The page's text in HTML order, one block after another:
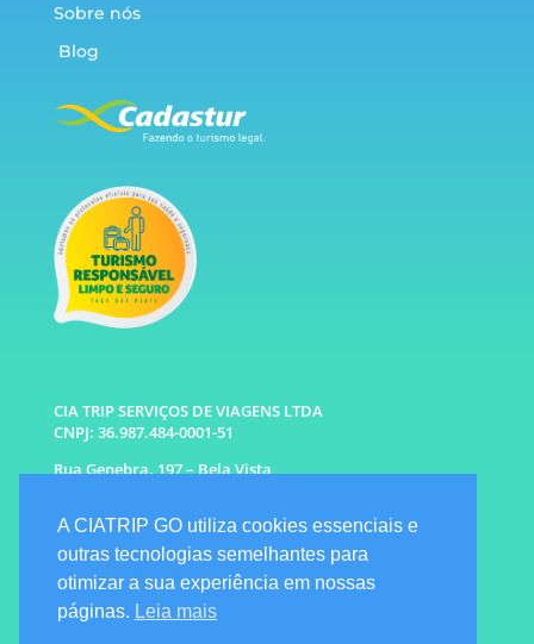
Sobre nós
Blog
CIA TRIP SERVIÇOS DE VIAGENS LTDA
CNPJ: 36.987.484-0001-51
Rua Genebra, 197 – Bela Vista
WhatsApp: (11) 96333-6677 |
94341-1314
E-mail: info@ciatrip.com
Atendimento Comercial:
Segunda à Sexta: 9h às 18h
A CIATRIP GO utiliza cookies essenciais e
outras tecnologias semelhantes para
otimizar a sua experiência em nossas
páginas. Leia mais